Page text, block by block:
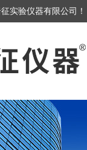
实验仪器有限公司！